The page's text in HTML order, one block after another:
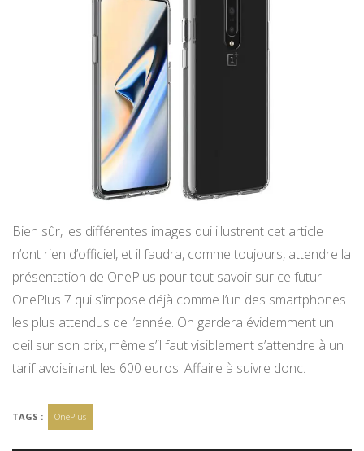
Bien sûr, les différentes images qui illustrent cet article
n’ont rien d’officiel, et il faudra, comme toujours, attendre la
présentation de OnePlus pour tout savoir sur ce futur
OnePlus 7 qui s’impose déjà comme l’un des smartphones
les plus attendus de l’année. On gardera évidemment un
oeil sur son prix, même s’il faut visiblement s’attendre à un
tarif avoisinant les 600 euros. Affaire à suivre donc.
TAGS : OnePlus